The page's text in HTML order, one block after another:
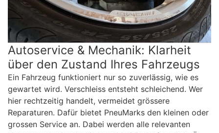
Autoservice & Mechanik: Klarheit
über den Zustand Ihres Fahrzeugs
Ein Fahrzeug funktioniert nur so zuverlässig, wie es
gewartet wird. Verschleiss entsteht schleichend. Wer
hier rechtzeitig handelt, vermeidet grössere
Reparaturen. Dafür bietet PneuMarks den kleinen oder
grossen Service an. Dabei werden alle relevanten